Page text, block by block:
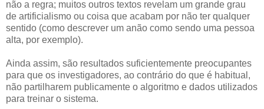
não a regra; muitos outros textos revelam um grande grau
de artificialismo ou coisa que acabam por não ter qualquer
sentido (como descrever um anão como sendo uma pessoa
alta, por exemplo).
Ainda assim, são resultados suficientemente preocupantes
para que os investigadores, ao contrário do que é habitual,
não partilharem publicamente o algoritmo e dados utilizados
para treinar o sistema.